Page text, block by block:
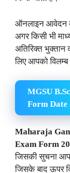
ऑनलाइन आवेदन
अगर किसी भी
अतिरिक्त भुक्तान
लिए आपको विलम्ब
MGSU
Form Date
Maharaja
Exam Form
जिसकी सुचना
जिसके बाद ऊपर